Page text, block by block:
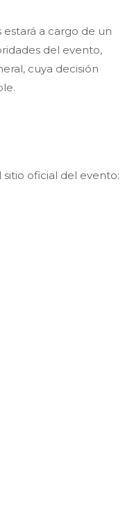
a cargo de un
del evento,
cuya decisión
oficial del evento: